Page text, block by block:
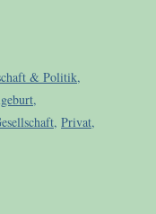
& Politik,
,
, Privat,